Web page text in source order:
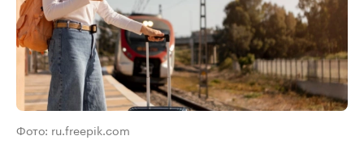
Фото: ru.freepik.com